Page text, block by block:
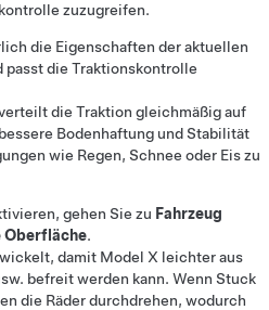
zuzugreifen.
die Eigenschaften der aktuellen
passt die Traktionskontrolle
die Traktion gleichmäßig auf
Bodenhaftung und Stabilität
wie Regen, Schnee oder Eis zu
gehen Sie zu Fahrzeug
Oberfläche.
damit Model X leichter aus
befreit werden kann. Wenn Stuck
die Räder durchdrehen, wodurch